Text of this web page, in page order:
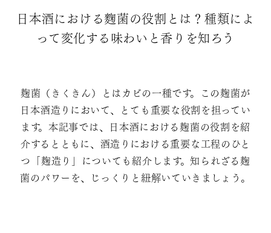
日本酒における麴菌の役割とは？種類によ
って変化する味わいと香りを知ろう
麹菌（きくきん）とはカビの一種です。この麹菌が
日本酒造りにおいて、とても重要な役割を担ってい
ます。本記事では、日本酒における麹菌の役割を紹
介するとともに、酒造りにおける重要な工程のひと
つ「麹造り」についても紹介します。知られざる麹
菌のパワーを、じっくりと紐解いていきましょう。